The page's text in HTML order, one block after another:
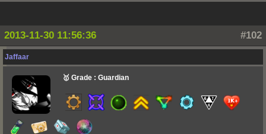
#102
2013-11-30 11:56:36
Jaffaar
🥇 Grade : Guardian